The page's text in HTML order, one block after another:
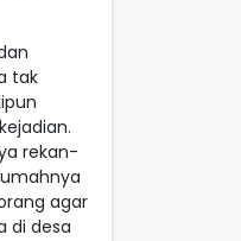
tak
rekan-
agar
di desa